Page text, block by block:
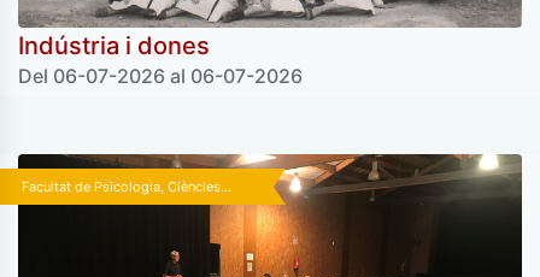
Indústria i dones
Del 06-07-2026 al 06-07-2026
Facultat de Psicologia, Ciències...